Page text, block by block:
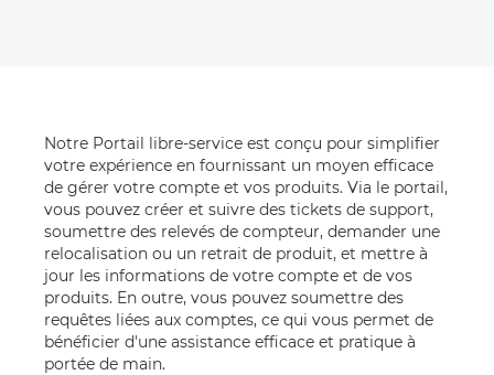
Notre Portail libre-service est conçu pour simplifier
votre expérience en fournissant un moyen efficace
de gérer votre compte et vos produits. Via le portail,
vous pouvez créer et suivre des tickets de support,
soumettre des relevés de compteur, demander une
relocalisation ou un retrait de produit, et mettre à
jour les informations de votre compte et de vos
produits. En outre, vous pouvez soumettre des
requêtes liées aux comptes, ce qui vous permet de
bénéficier d'une assistance efficace et pratique à
portée de main.